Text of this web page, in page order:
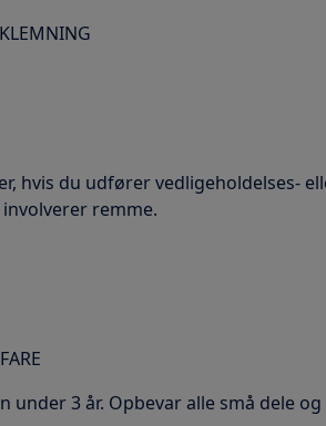
hvis du udfører vedligeholdelses-
remme.
under 3 år. Opbevar alle små dele